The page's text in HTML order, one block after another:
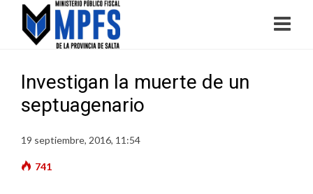
Investigan la muerte de un
septuagenario
19 septiembre, 2016, 11:54
741